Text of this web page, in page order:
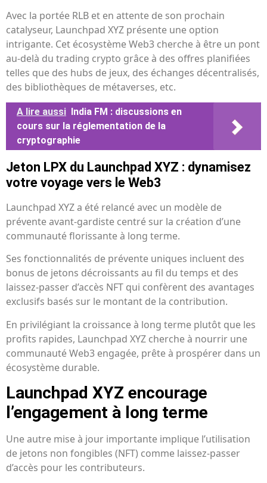
Avec la portée RLB et en attente de son prochain
catalyseur, Launchpad XYZ présente une option
intrigante. Cet écosystème Web3 cherche à être un pont
au-delà du trading crypto grâce à des offres planifiées
telles que des hubs de jeux, des échanges décentralisés,
des bibliothèques de métaverses, etc.
A lire aussi India FM : discussions en
cours sur la réglementation de la
cryptographie
Jeton LPX du Launchpad XYZ : dynamisez
votre voyage vers le Web3
Launchpad XYZ a été relancé avec un modèle de
prévente avant-gardiste centré sur la création d’une
communauté florissante à long terme.
Ses fonctionnalités de prévente uniques incluent des
bonus de jetons décroissants au fil du temps et des
laissez-passer d’accès NFT qui confèrent des avantages
exclusifs basés sur le montant de la contribution.
En privilégiant la croissance à long terme plutôt que les
profits rapides, Launchpad XYZ cherche à nourrir une
communauté Web3 engagée, prête à prospérer dans un
écosystème durable.
Launchpad XYZ encourage
l’engagement à long terme
Une autre mise à jour importante implique l’utilisation
de jetons non fongibles (NFT) comme laissez-passer
d’accès pour les contributeurs.